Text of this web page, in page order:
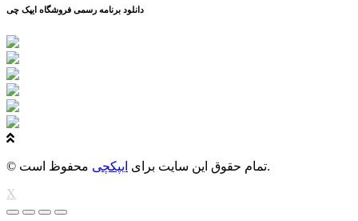
دانلود برنامه رسمی فروشگاه ایپک چی
© تمام حقوق این سایت برای ایپکچی
محفوظ است.
X